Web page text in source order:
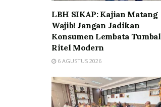
LBH SIKAP: Kajian Matang
Wajib! Jangan Jadikan
Konsumen Lembata Tumbal
Ritel Modern
6 AGUSTUS 2026